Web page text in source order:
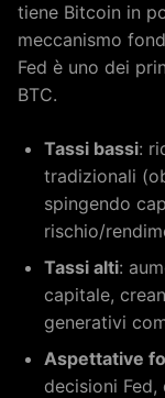
tiene Bitcoin in
meccanismo
Fed è uno dei
BTC.
Tassi bassi:
tradizionali
spingendo
rischio/
Tassi alti:
capitale,
generativi
Aspettative
decisioni